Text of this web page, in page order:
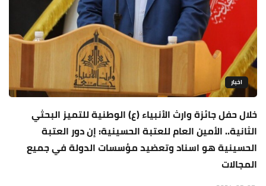
اخبار
خلال حفل جائزة وارث الأنبياء (ع) الوطنية للتميز البحثي
الثانية.. الأمين العام للعتبة الحسينية: إن دور العتبة
الحسينية هو اسناد وتعضيد مؤسسات الدولة في جميع
المجالات